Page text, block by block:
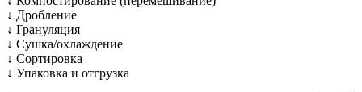
↓ Дробление
↓ Грануляция
↓ Сушка/охлаждение
↓ Сортировка
↓ Упаковка и отгрузка